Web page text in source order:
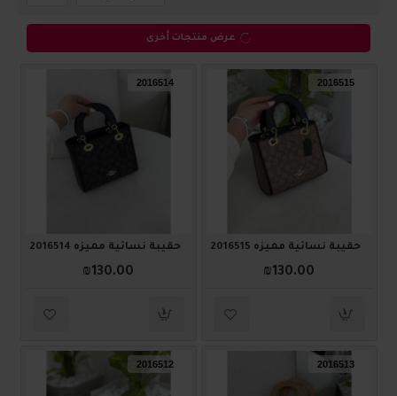
عرض منتجات أخرى
2016515
حقيبة نسائية مميزه 2016515
₪130.00
2016514
حقيبة نسائية مميزه 2016514
₪130.00
2016513
2016512